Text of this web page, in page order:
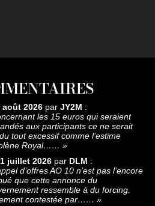
août 2026 par JY2M :
les 15 euros qui seraient
aux participants ce ne serait
tout excessif comme l’estime
Royal…… »
juillet 2026 par DLM :
d’offres AO 10 n’est pas l’encore
que cette annonce du
ressemble à du forcing.
contestée par…… »